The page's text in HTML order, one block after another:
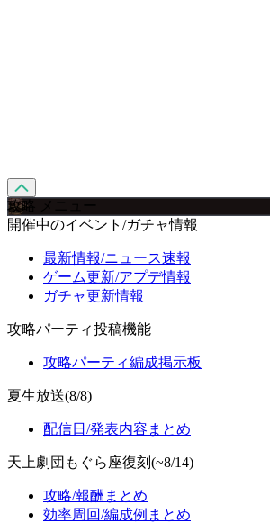
攻略 メニュー
開催中のイベント/ガチャ情報
最新情報/ニュース速報
ゲーム更新/アプデ情報
ガチャ更新情報
攻略パーティ投稿機能
攻略パーティ編成掲示板
夏生放送(8/8)
配信日/発表内容まとめ
天上劇団もぐら座復刻(~8/14)
攻略/報酬まとめ
効率周回/編成例まとめ